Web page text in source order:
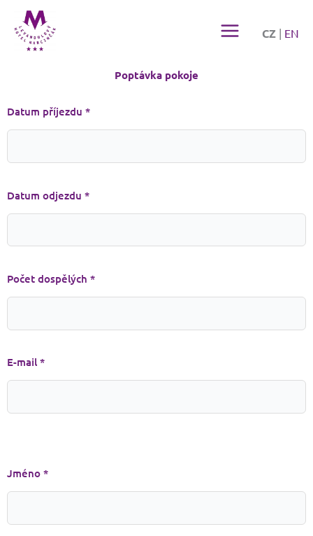
Přeskočit
obsah
CZ | EN
Poptávka pokoje
Datum příjezdu *
Datum odjezdu *
Počet dospělých *
E-mail *
Jméno *